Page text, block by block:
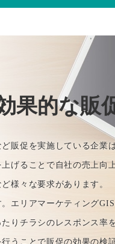
果的な販
販促を実施している企業
げることで自社の売上向
様々な要求があります。
エリアマーケティング
りチラシのレスポンス率
うことで販促の効果の検